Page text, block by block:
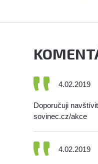
4.02.2019
Doporučuji
sovinec.cz/akce
4.02.2019